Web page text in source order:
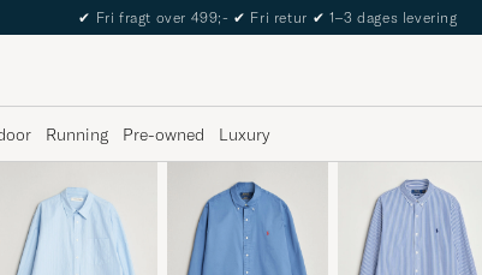
The Care of Carl Passport
Running Pre-owned Luxury